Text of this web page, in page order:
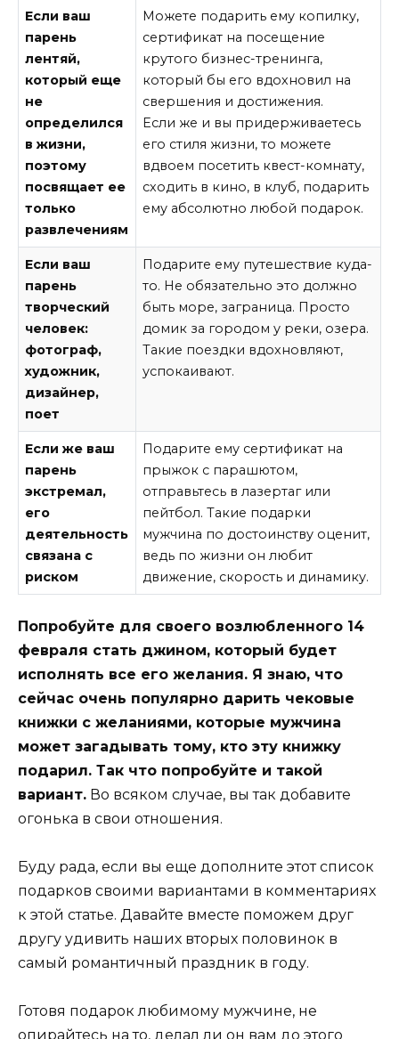
Если ваш
парень
лентяй,
который еще
не
определился
в жизни,
поэтому
посвящает ее
только
развлечениям
Можете подарить ему копилку,
сертификат на посещение
крутого бизнес-тренинга,
который бы его вдохновил на
свершения и достижения.
Если же и вы придерживаетесь
его стиля жизни, то можете
вдвоем посетить квест-комнату,
сходить в кино, в клуб, подарить
ему абсолютно любой подарок.
Если ваш
парень
творческий
человек:
фотограф,
художник,
дизайнер,
поет
Подарите ему путешествие куда-
то. Не обязательно это должно
быть море, заграница. Просто
домик за городом у реки, озера.
Такие поездки вдохновляют,
успокаивают.
Если же ваш
парень
экстремал,
его
деятельность
связана с
риском
Подарите ему сертификат на
прыжок с парашютом,
отправьтесь в лазертаг или
пейтбол. Такие подарки
мужчина по достоинству оценит,
ведь по жизни он любит
движение, скорость и динамику.
Попробуйте для своего возлюбленного 14
февраля стать джином, который будет
исполнять все его желания. Я знаю, что
сейчас очень популярно дарить чековые
книжки с желаниями, которые мужчина
может загадывать тому, кто эту книжку
подарил. Так что попробуйте и такой
вариант. Во всяком случае, вы так добавите
огонька в свои отношения.
Буду рада, если вы еще дополните этот список
подарков своими вариантами в комментариях
к этой статье. Давайте вместе поможем друг
другу удивить наших вторых половинок в
самый романтичный праздник в году.
Готовя подарок любимому мужчине, не
опирайтесь на то, делал ли он вам до этого